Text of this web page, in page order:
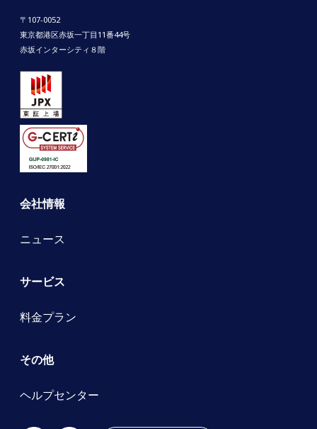
〒107-0052
東京都港区赤坂一丁目11番44号
赤坂インターシティ８階
会社情報
ニュース
サービス
料金プラン
その他
ヘルプセンター